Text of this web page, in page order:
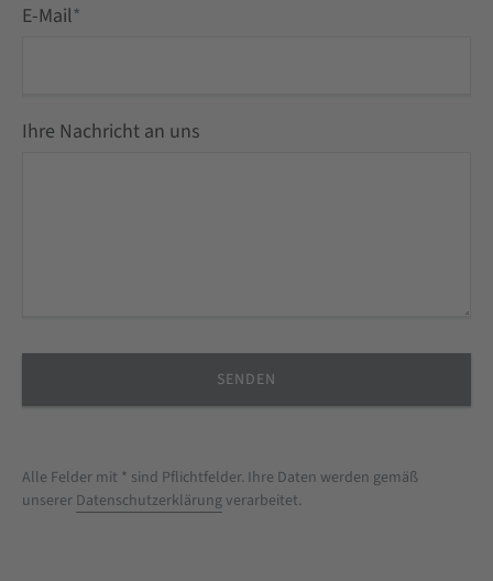
E-Mail*
Ihre Nachricht an uns
Alle Felder mit * sind Pflichtfelder. Ihre Daten werden gemäß
unserer Datenschutzerklärungverarbeitet.